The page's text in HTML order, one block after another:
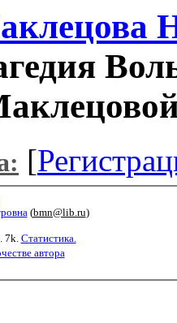
[
(bmn@lib.ru)
7k. Статистика.
автора